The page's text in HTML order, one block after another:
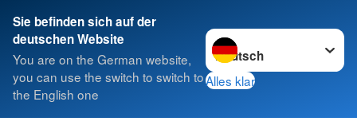
Sie befinden sich auf der
deutschen Website
You are on the German website,
you can use the switch to switch to
the English one
Sprache wechseln zu
Alles klar